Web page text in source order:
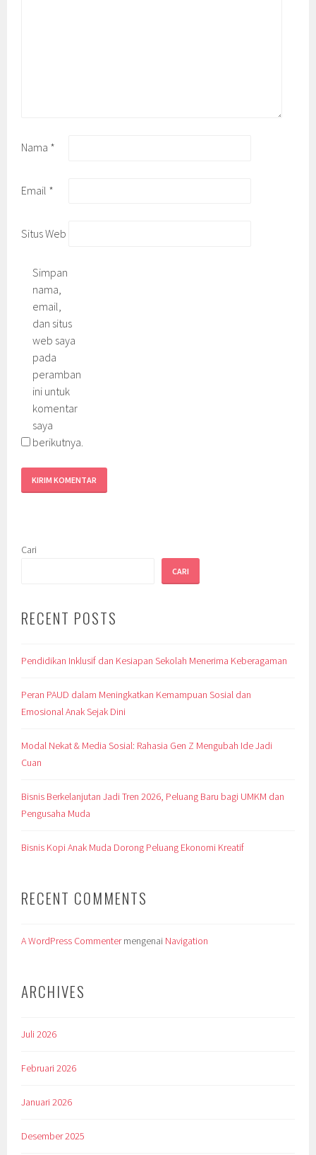
Nama *
Email *
Situs Web
Simpan
nama,
email,
dan situs
web saya
pada
peramban
ini untuk
komentar
saya
berikutnya.
Cari
CARI
RECENT POSTS
Pendidikan Inklusif dan Kesiapan Sekolah Menerima Keberagaman
Peran PAUD dalam Meningkatkan Kemampuan Sosial dan
Emosional Anak Sejak Dini
Modal Nekat & Media Sosial: Rahasia Gen Z Mengubah Ide Jadi
Cuan
Bisnis Berkelanjutan Jadi Tren 2026, Peluang Baru bagi UMKM dan
Pengusaha Muda
Bisnis Kopi Anak Muda Dorong Peluang Ekonomi Kreatif
RECENT COMMENTS
A WordPress Commentermengenai Navigation
ARCHIVES
Juli 2026
Februari 2026
Januari 2026
Desember 2025